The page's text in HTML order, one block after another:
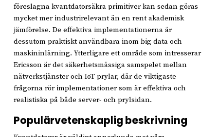
föreslagna kvantdatorsäkra primitiver kan sedan göras
mycket mer industrirelevant än en rent akademisk
jämförelse. De effektiva implementationerna är
dessutom praktiskt användbara inom big data och
maskininlärning. Ytterligare ett område som intresserar
Ericsson är det säkerhetsmässiga samspelet mellan
nätverkstjänster och IoT-prylar, där de viktigaste
frågorna rör implementationer som är effektiva och
realistiska på både server- och prylsidan.
Populärvetenskaplig beskrivning